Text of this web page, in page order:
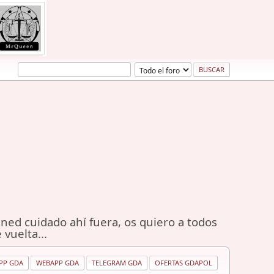
cuidado ahí fuera, os quiero a todos
vuelta...
GDA WEBAPP GDA TELEGRAM GDA OFERTAS GDAPOL